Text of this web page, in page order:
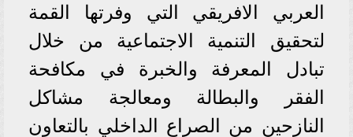
العربي الافريقي التي وفرتها القمة
لتحقيق التنمية الاجتماعية من خلال
تبادل المعرفة والخبرة في مكافحة
الفقر والبطالة ومعالجة مشاكل
النازحين من الصراع الداخلي بالتعاون